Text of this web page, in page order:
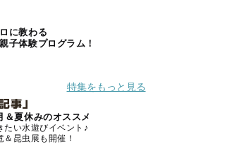
に教わる
子体験プログラム！
特集をもっと見る
事」
＆夏休みのオススメ
たい水遊びイベント♪
＆昆虫展も開催！